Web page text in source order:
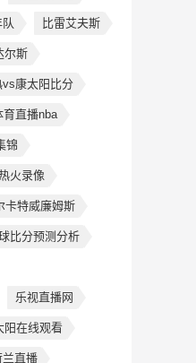
比雷艾夫斯
尔斯
vs康太阳比分
育直播nba
锦
火录像
卡特威廉姆斯
比分预测分析
乐视直播网
阳在线观看
兰直播